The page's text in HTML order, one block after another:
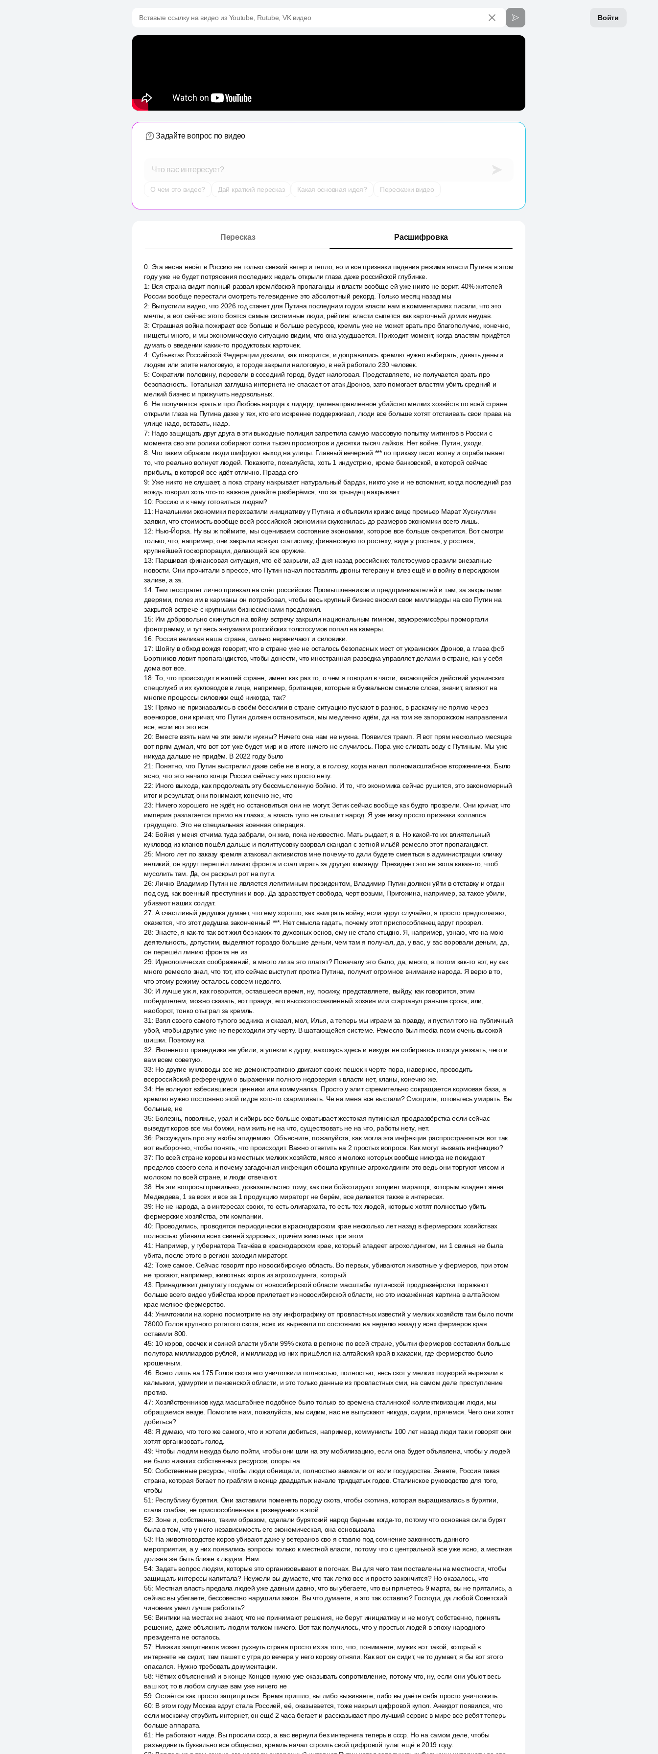
Войти
Вставьте ссылку на видео из Youtube, Rutube, VK видео
Задайте вопрос по видео
Что вас интересует?
О чем это видео? Дай краткий пересказ Какая основная идея? Перескажи видео
Пересказ Расшифровка
0: Эта весна несёт в Россию не только свежий ветер и тепло, но и все признаки падения режима власти Путина в этом
году уже не будет потрясения последних недель открыли глаза даже российской глубинке.
1 : Вся страна видит полный развал кремлёвской пропаганды и власти вообще ей уже никто не верит. 40% жителей
России вообще перестали смотреть телевидение это абсолютный рекорд. Только месяц назад мы
2: Выпустили видео, что 2026 год станет для Путина последним годом власти нам в комментариях писали, что это
мечты, а вот сейчас этого боятся самые системные люди, рейтинг власти сыпется как карточный домик неудав.
3: Страшная война пожирает все больше и больше ресурсов, кремль уже не может врать про благополучие, конечно,
нищеты много, и мы экономическую ситуацию видим, что она ухудшается. Приходит момент, когда властям придётся
думать о введении каких-то продуктовых карточек.
4: Субъектах Российской Федерации дожили, как говорится, и доправились кремлю нужно выбирать, давать деньги
людям или элите налоговую, в городе закрыли налоговую, в ней работало 230 человек.
5: Сократили половину, перевели в соседний город, будет налоговая. Представляете, не получается врать про
безопасность. Тотальная заглушка интернета не спасает от атак Дронов, зато помогает властям убить средний и
мелкий бизнес и прижучить недовольных.
6: Не получается врать и про Любовь народа к лидеру, целенаправленное убийство мелких хозяйств по всей стране
открыли глаза на Путина даже у тех, кто его искренне поддерживал, люди все больше хотят отстаивать свои права на
улице надо, вставать, надо.
7: Надо защищать друг друга в эти выходные полиция запретила самую массовую попытку митингов в России с
момента сво эти ролики собирают сотни тысяч просмотров и десятки тысяч лайков. Нет войне. Путин, уходи.
8: Что таким образом люди шифруют выход на улицы. Главный вечерний *** по приказу гасит волну и отрабатывает
то, что реально волнует людей. Покажите, пожалуйста, хоть 1 индустрию, кроме банковской, в которой сейчас
прибыль, в которой все идёт отлично. Правда его
9: Уже никто не слушает, а пока страну накрывает натуральный бардак, никто уже и не вспомнит, когда последний раз
вождь говорил хоть что-то важное давайте разберёмся, что за трындец накрывает.
10: Россию и к чему готовиться людям?
11 : Начальники экономики перехватили инициативу у Путина и объявили кризис вице премьер Марат Хуснуллин
заявил, что стоимость вообще всей российской экономики скукожилась до размеров экономики всего лишь.
12: Нью-Йорка. Ну вы ж поймите, мы оцениваем состояние экономики, которое все больше секретится. Вот смотри
только, что, например, они закрыли всякую статистику, финансовую по ростеху, виде у ростеха, у ростеха,
крупнейшей госкорпорации, делающей все оружие.
13: Паршивая финансовая ситуация, что её закрыли, a3 дня назад российских толстосумов сразили внезапные
новости. Они прочитали в прессе, что Путин начал поставлять дроны тегерану и влез ещё и в войну в персидском
заливе, а за.
14:Тем геостратег лично приехал на слёт российских Промышленников и предпринимателей и там, за закрытыми
дверями, полез им в карманы он потребовал, чтобы весь крупный бизнес вносил свои миллиарды на сво Путин на
закрытой встрече с крупными бизнесменами предложил.
15: Им добровольно скинуться на войну встречу закрыли национальным гимном, звукорежиссёры проморгали
фонограмму, и тут весь энтузиазм российских толстосумов попал на камеры.
16: Россия великая наша страна, сильно нервничают и силовики.
17: Шойгу в обход вождя говорит, что в стране уже не осталось безопасных мест от украинских Дронов, а глава фсб
Бортников ловит пропагандистов, чтобы донести, что иностранная разведка управляет делами в стране, как у себя
дома вот все.
18:То, что происходит в нашей стране, имеет как раз то, о чем я говорил в части, касающейся действий украинских
спецслужб и их кукловодов в лице, например, британцев, которые в буквальном смысле слова, значит, влияют на
многие процессы силовики ещё никогда, так?
19: Прямо не признавались в своём бессилии в стране ситуацию пускают в разнос, в раскачку не прямо через
военкоров, они кричат, что Путин должен остановиться, мы медленно идём, да на том же запорожском направлении
все, если вот это все.
20: Вместе взять нам че эти земли нужны? Ничего она нам не нужна. Появился трамп. Я вот прям несколько месяцев
вот прям думал, что вот вот уже будет мир и в итоге ничего не случилось. Пора уже сливать воду с Путиным. Мы уже
никуда дальше не придём. В 2022 году было
21 : Понятно, что Путин выстрелил даже себе не в ногу, а в голову, когда начал полномасштабное вторжение-ка. Было
ясно, что это начало конца России сейчас у них просто нету.
22: Иного выхода, как продолжать эту бессмысленную бойню. И то, что экономика сейчас рушится, это закономерный
итог и результат, они понимают, конечно же, что
23: Ничего хорошего не ждёт, но остановиться они не могут. Зетик сейчас вообще как будто прозрели. Они кричат, что
империя разлагается прямо на глазах, а власть тупо не слышит народ. Я уже вижу просто признаки коллапса
грядущего. Это не специальная военная операция.
24: Бойня у меня отчима туда забрали, он жив, пока неизвестно. Мать рыдает, я в. Но какой-то их влиятельный
кукловод из кланов пошёл дальше и политтусовку взорвал скандал с зетной ильёй ремесло этот пропагандист.
25: Много лет по заказу кремля атаковал активистов мне почему-то дали будете смеяться в администрации кличку
великий, он вдруг перешёл линию фронта и стал играть за другую команду. Президент это не жопа какая-то, чтоб
мусолить там. Да, он раскрыл рот на пути.
26:Лично Владимир Путин не является легитимным президентом, Владимир Путин должен уйти в отставку и отдан
под суд, как военный преступник и вор. Да здравствует свобода, черт возьми, Пригожина, например, за такое убили,
убивают наших солдат.
27:А счастливый дедушка думает, что ему хорошо, как выиграть войну, если вдруг случайно, я просто предполагаю,
окажется, что этот дедушка законченный ***. Нет смысла гадать, почему этот приспособленец вдруг прозрел.
28:Знаете, я как-то так вот жил без каких-то духовных основ, ему не стало стыдно. Я, например, узнаю, что на мою
деятельность, допустим, выделяют гораздо большие деньги, чем там я получал, да, у вас, у вас воровали деньги, да,
он перешёл линию фронта не из
29: Идеологических соображений, а много ли за это платят? Поначалу это было, да, много, а потом как-то вот, ну как
много ремесло знал, что тот, кто сейчас выступит против Путина, получит огромное внимание народа. Я верю в то,
что этому режиму осталось совсем недолго.
30: И лучше уж я, как говорится, оставшееся время, ну, посижу, представляете, выйду, как говорится, этим
победителем, можно сказать, вот правда, его высокопоставленный хозяин или стартанул раньше срока, или,
наоборот, тонко отыграл за кремль.
31 : Взял своего самого тупого зедника и сказал, мол, Илья, а теперь мы играем за правду, и пустил того на публичный
убой, чтобы другие уже не переходили эту черту. В шатающейся системе. Ремесло был media псом очень высокой
шишки. Поэтому на
32: Явленного праведника не убили, а упекли в дурку, нахожусь здесь и никуда не собираюсь отсюда уезжать, чего и
вам всем советую.
33: Но другие кукловоды все же демонстративно двигают своих пешек к черте пора, наверное, проводить
всероссийский референдум о выражении полного недоверия к власти нет, кланы, конечно же.
34: Не волнуют взбесившиеся ценники или коммуналка. Просто у элит стремительно сокращается кормовая база, а
кремлю нужно постоянно этой гидре кого-то скармливать. Че на меня все выстали? Смотрите, готовьтесь умирать. Вы
больные, не
35: Болезнь, поволжье, урал и сибирь все больше охватывает жестокая путинская продразвёрстка если сейчас
выведут коров все мы бомжи, нам жить не на что, существовать не на что, работы нету, нет.
36: Рассуждать про эту якобы эпидемию. Объясните, пожалуйста, как могла эта инфекция распространяться вот так
вот выборочно, чтобы понять, что происходит. Важно ответить на 2 простых вопроса. Как могут вызвать инфекцию?
37: По всей стране коровы из местных мелких хозяйств, мясо и молоко которых вообще никогда не покидают
пределов своего села и почему загадочная инфекция обошла крупные агрохолдинги это ведь они торгуют мясом и
молоком по всей стране, и люди отвечают.
38: На эти вопросы правильно, доказательство тому, как они бойкотируют холдинг мираторг, которым владеет жена
Медведева, 1 за всех и все за 1 продукцию мираторг не берём, все делается также в интересах.
39: Не не народа, а в интересах своих, то есть олигархата, то есть тех людей, которые хотят полностью убить
фермерские хозяйства, эти компании.
40: Проводились, проводятся периодически в краснодарском крае несколько лет назад в фермерских хозяйствах
полностью убивали всех свиней здоровых, причём животных при этом
41 : Например, у губернатора Ткачёва в краснодарском крае, который владеет агрохолдингом, ни 1 свинья не была
убита, после этого в регион заходил мираторг.
42:Тоже самое. Сейчас говорят про новосибирскую область. Во первых, убиваются животные у фермеров, при этом
не трогают, например, животных коров из агрохолдинга, который
43: Принадлежит депутату госдумы от новосибирской области масштабы путинской продразвёрстки поражают
больше всего видео убийства коров прилетает из новосибирской области, но это искажённая картина в алтайском
крае мелкое фермерство.
44:Уничтожили на корню посмотрите на эту инфографику от провластных известий у мелких хозяйств там было почти
78000 Голов крупного рогатого скота, всех их вырезали по состоянию на неделю назад у всех фермеров края
оставили 800.
45: 10 коров, овечек и свиней власти убили 99% скота в регионе по всей стране, убытки фермеров составили больше
полутора миллиардов рублей, и миллиард из них пришёлся на алтайский край в хакасии, где фермерство было
крошечным.
46: Всего лишь на 175 Голов скота его уничтожили полностью, полностью, весь скот у мелких подворий вырезали в
калмыкии, удмуртии и пензенской области, и это только данные из провластных сми, на самом деле преступление
против.
47:Хозяйственников куда масштабнее подобное было только во времена сталинской коллективизации люди, мы
обращаемся везде. Помогите нам, пожалуйста, мы сидим, нас не выпускают никуда, сидим, прячемся. Чего они хотят
добиться?
48: Я думаю, что того же самого, что и хотели добиться, например, коммунисты 100 лет назад люди так и говорят они
хотят организовать голод.
49: Чтобы людям некуда было пойти, чтобы они шли на эту мобилизацию, если она будет объявлена, чтобы у людей
не было никаких собственных ресурсов, опоры на
50:Собственные ресурсы, чтобы люди обнищали, полностью зависели от воли государства. Знаете, Россия такая
страна, которая бегает по граблям в конце двадцатых начале тридцатых годов. Сталинское руководство для того,
чтобы
51 : Республику бурятия. Они заставили поменять породу скота, чтобы скотина, которая выращивалась в бурятии,
стала слабая, не приспособленная к разведению в этой
52:Зоне и, собственно, таким образом, сделали бурятский народ бедным когда-то, потому что основная сила бурят
была в том, что у него независимость его экономическая, она основывала
53: На животноводстве коров убивают даже у ветеранов сво я ставлю под сомнение законность данного
мероприятия, а у них появились вопросы только к местной власти, потому что с центральной все уже ясно, а местная
должна же быть ближе к людям. Нам.
54:Задать вопрос людям, которые это организовывают в погонах. Вы для чего там поставлены на местности, чтобы
защищать интересы капитала? Неужели вы думаете, что так легко все и просто закончится? Но оказалось, что
55: Местная власть предала людей уже давным давно, что вы убегаете, что вы прячетесь 9 марта, вы не прятались, а
сейчас вы убегаете, бессовестно нарушили закон. Вы что думаете, я это так оставлю? Господи, да любой Советский
чиновник умел лучше работать?
56: Винтики на местах не знают, что не принимают решения, не берут инициативу и не могут, собственно, принять
решение, даже объяснить людям толком ничего. Вот так получилось, что у простых людей в эпоху народного
президента не осталось.
57: Никаких защитников может рухнуть страна просто из за того, что, понимаете, мужик вот такой, который в
интернете не сидит, там пашет с утра до вечера у него корову отняли. Как вот он сидит, че то думает, я бы вот этого
опасался. Нужно требовать документации.
58: Чётких объяснений и в конце Концов нужно уже оказывать сопротивление, потому что, ну, если они убьют весь
ваш кот, то в любом случае вам уже ничего не
59:Остаётся как просто защищаться. Время пришло, вы либо выживаете, либо вы даёте себя просто уничтожить.
60: В этом году Москва вдруг стала Россией, её, оказывается, тоже накрыл цифровой купол. Анекдот появился, что
если москвичу отрубить интернет, он ещё 2 часа бегает и рассказывает про лучший сервис в мире все ребят теперь
больше аппарата.
61 : Не работают нигде. Вы просили ссср, а вас вернули без интернета теперь в ссср. Но на самом деле, чтобы
разъединить буквально все общество, кремль начал строить свой цифровой гулаг ещё в 2019 году.